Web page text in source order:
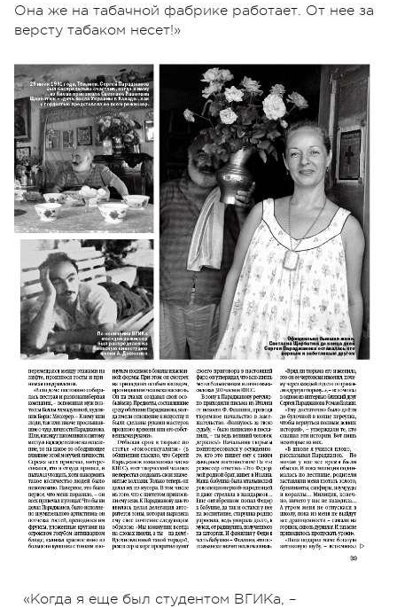
Она же на табачной фабрике работает. От нее за
версту табаком несет!»
«Когда я еще был студентом ВГИКа, –